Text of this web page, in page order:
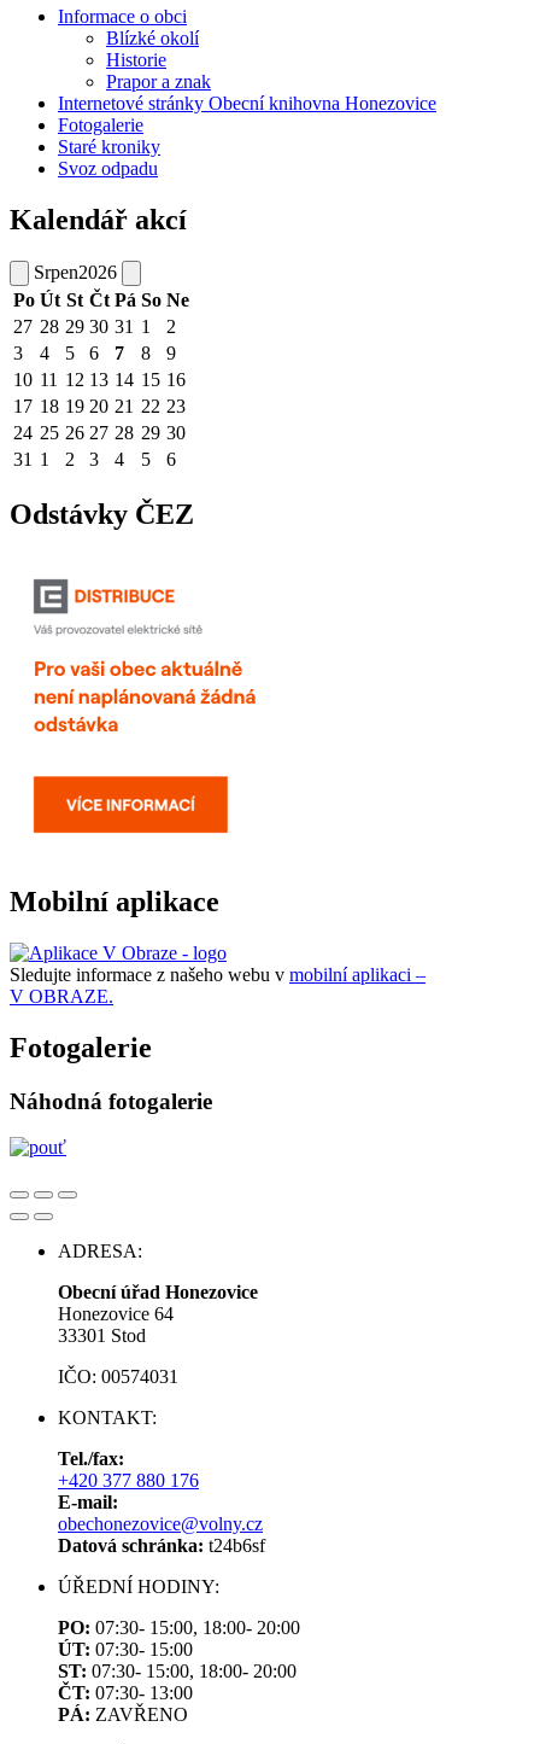
Informace o obci
Blízké okolí
Historie
Prapor a znak
Internetové stránky Obecní knihovna Honezovice
Fotogalerie
Staré kroniky
Svoz odpadu
Kalendář akcí
Srpen2026
Po Út St Čt Pá So Ne
27 28 29 30 31 1
2
3
4 5 6 7 8
9
10 11 12 13 14 15 16
17 18 19 20 21 22 23
24 25 26 27 28 29 30
31 1 2 3 4 5 6
Odstávky ČEZ
Mobilní aplikace
Sledujte informace z našeho webu v mobilní aplikaci –
V OBRAZE.
Fotogalerie
Náhodná fotogalerie
ADRESA:
Obecní úřad Honezovice
Honezovice 64
33301 Stod
IČO: 00574031
KONTAKT:
Tel./fax:
+420 377 880 176
E-mail:
obechonezovice@volny.cz
Datová schránka: t24b6sf
ÚŘEDNÍ HODINY:
PO: 07:30- 15:00, 18:00- 20:00
ÚT: 07:30- 15:00
ST: 07:30- 15:00, 18:00- 20:00
ČT: 07:30- 13:00
PÁ: ZAVŘENO